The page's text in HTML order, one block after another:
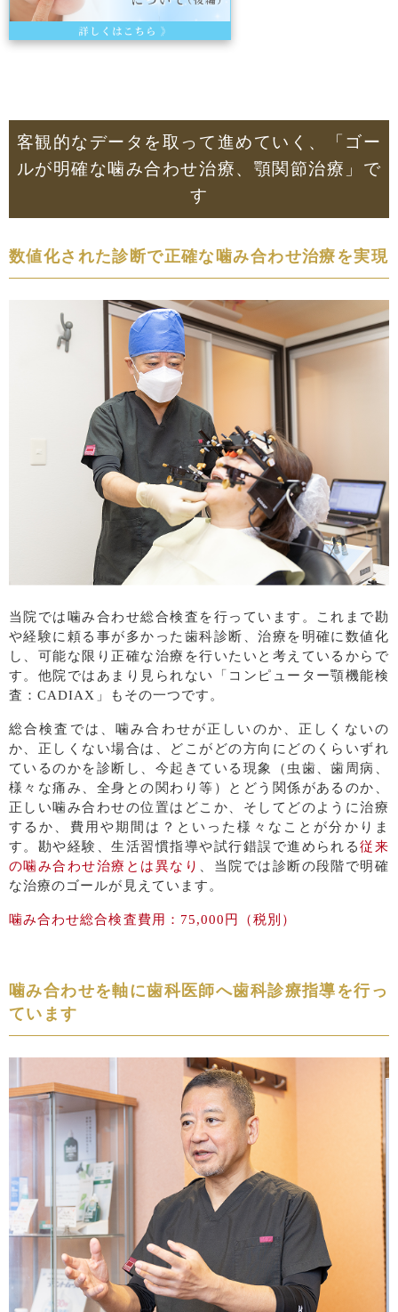
客観的なデータを取って進めていく、
「ゴー
ルが明確な噛み合わせ治療、顎関節治療」で
す
数値化された診断で正確な噛み合わせ治療を実現
当院では噛み合わせ総合検査を行っています。これまで勘
や経験に頼る事が多かった歯科診断、治療を明確に数値化
し、可能な限り正確な治療を行いたいと考えているからで
す。他院ではあまり見られない「コンピューター顎機能検
査：CADIAX」もその一つです。
総合検査では、噛み合わせが正しいのか、正しくないの
か、正しくない場合は、どこがどの方向にどのくらいずれ
ているのかを診断し、今起きている現象（虫歯、歯周病、
様々な痛み、全身との関わり等）とどう関係があるのか、
正しい噛み合わせの位置はどこか、そしてどのように治療
するか、費用や期間は？といった様々なことが分かりま
す。勘や経験、生活習慣指導や試行錯誤で進められる従来
の噛み合わせ治療とは異なり
、当院では診断の段階で明確
な治療のゴールが見えています。
噛み合わせ総合検査費用：75,000円（税別）
噛み合わせを軸に歯科医師へ歯科診療指導を行っ
ています